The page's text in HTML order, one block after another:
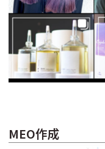
MEO作成